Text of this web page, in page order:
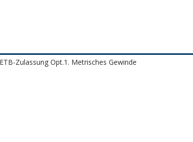
Zulassung Opt.1. Metrisches Gewinde